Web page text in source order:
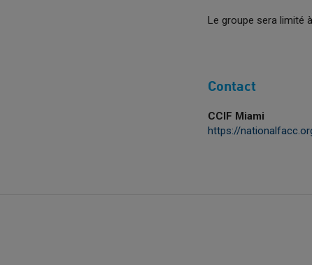
Le groupe sera limité
Contact
CCIF Miami
https://